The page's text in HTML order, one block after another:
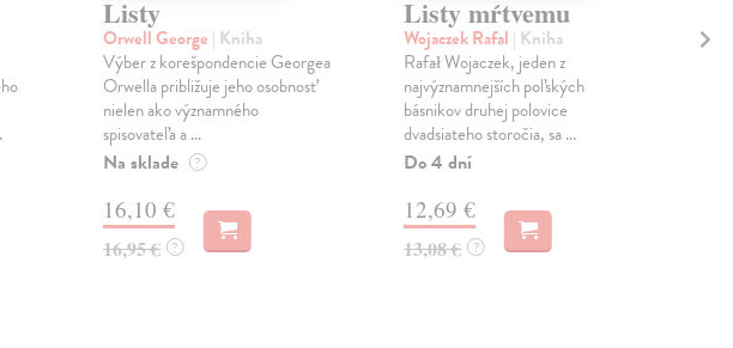
Listy
Orwell George | Kniha
Výber z korešpondencie Georgea
Orwella približuje jeho osobnosť
nielen ako významného
spisovateľa a ...
Na sklade ?
16,10 €
16,95 € ?
Listy mŕtvemu
Wojaczek Rafal | Kniha
Rafał Wojaczek, jeden z
najvýznamnejších poľských
básnikov druhej polovice
dvadsiateho storočia, sa ...
Do 4 dní
12,69 €
13,08 € ?